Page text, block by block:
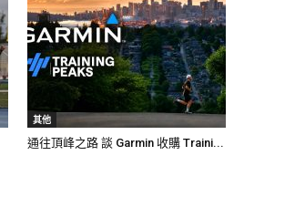
其他
通往頂峰之路 談 Garmin 收購 Traini...